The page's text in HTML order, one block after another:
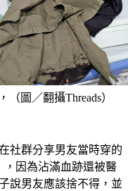
圖／翻攝Threads）
社群分享男友當時穿的
因為沾滿血跡還被醫
說男友應該捨不得，並